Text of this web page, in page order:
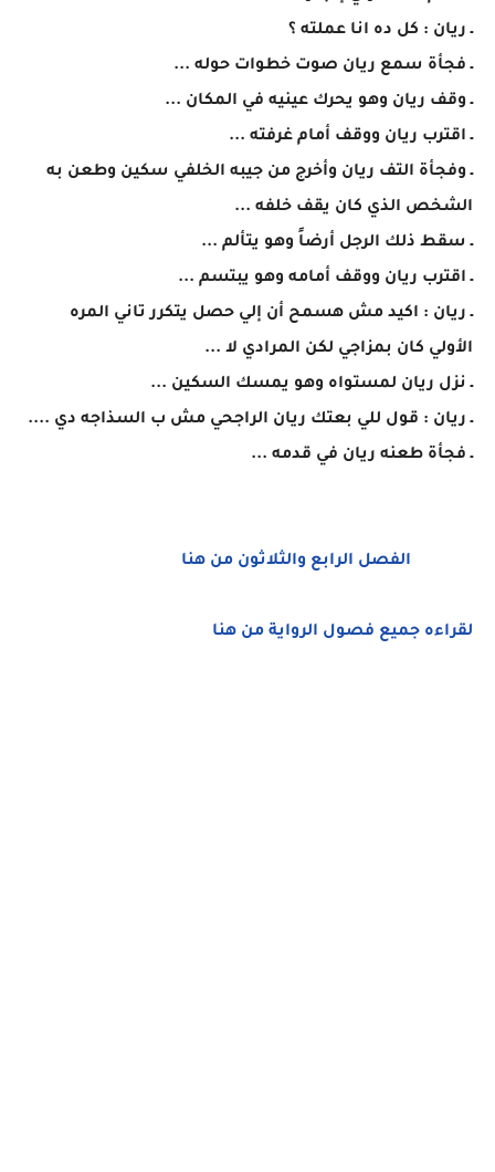
ـ ريان : كل ده انا عملته ؟
ـ فجأة سمع ريان صوت خطوات حوله ...
ـ وقف ريان وهو يحرك عينيه في المكان ...
ـ اقترب ريان ووقف أمام غرفته ...
ـ وفجأة التف ريان وأخرج من جيبه الخلفي سكين وطعن به
الشخص الذي كان يقف خلفه ...
ـ سقط ذلك الرجل أرضاً وهو يتألم ...
ـ اقترب ريان ووقف أمامه وهو يبتسم ...
ـ ريان : اكيد مش هسمح أن إلي حصل يتكرر تاني المره
الأولي كان بمزاجي لكن المرادي لا ...
ـ نزل ريان لمستواه وهو يمسك السكين ...
ـ ريان : قول للي بعتك ريان الراجحي مش ب السذاجه دي ....
ـ فجأة طعنه ريان في قدمه ...
الفصل الرابع والثلاثون من هنا
لقراءه جميع فصول الرواية من هنا